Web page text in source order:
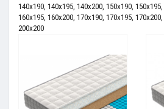
140x190, 140x195, 140x200, 150x190, 150x195,
160x195, 160x200, 170x190, 170x195, 170x200,
200x200